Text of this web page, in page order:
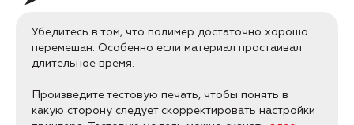
Убедитесь в том, что полимер достаточно хорошо
перемешан. Особенно если материал простаивал
длительное время.
Произведите тестовую печать, чтобы понять в
какую сторону следует скорректировать настройки